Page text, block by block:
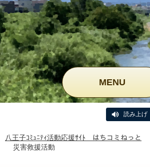
MENU
読み上げ
八王子ｺﾐｭﾆﾃｨ活動応援ｻｲﾄ はちコミねっと
災害救援活動